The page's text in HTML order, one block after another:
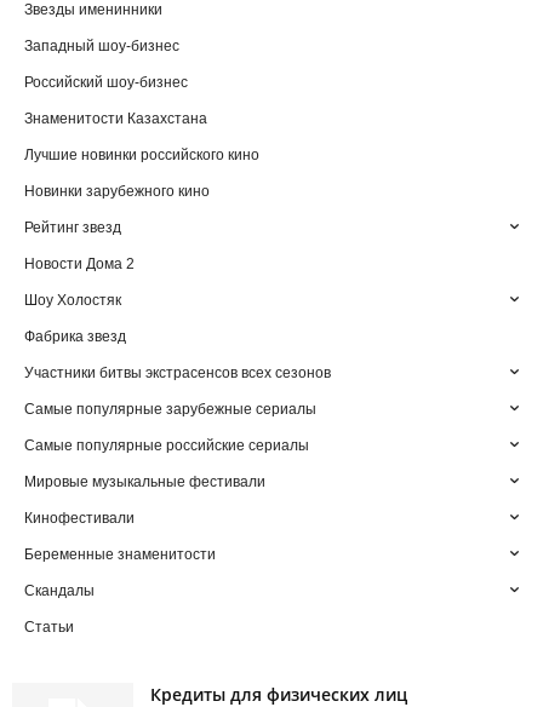
Звезды именинники
Западный шоу-бизнес
Российский шоу-бизнес
Знаменитости Казахстана
Лучшие новинки российского кино
Новинки зарубежного кино
Рейтинг звезд
Новости Дома 2
Шоу Холостяк
Фабрика звезд
Участники битвы экстрасенсов всех сезонов
Самые популярные зарубежные сериалы
Самые популярные российские сериалы
Мировые музыкальные фестивали
Кинофестивали
Беременные знаменитости
Скандалы
Статьи
Кредиты для физических лиц